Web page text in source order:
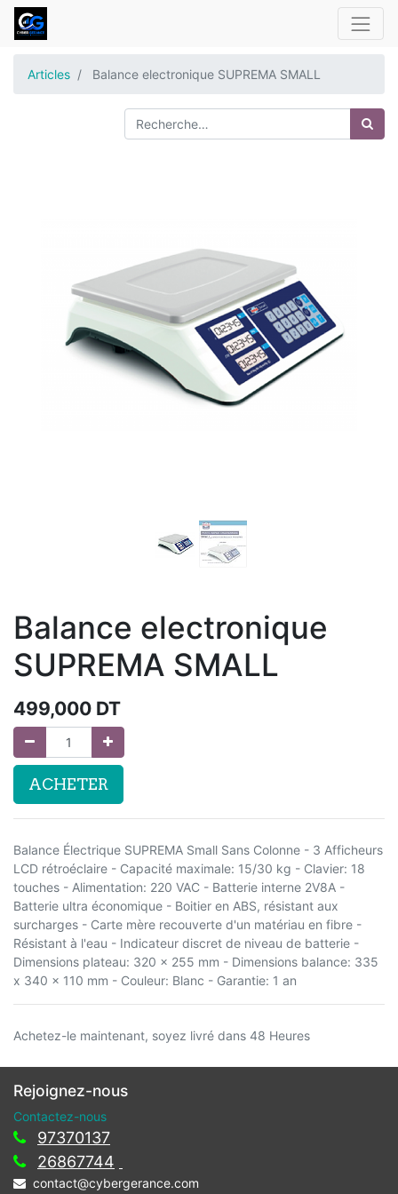
Articles Balance electronique SUPREMA SMALL
Balance electronique
SUPREMA SMALL
499,000 DT
ACHETER
Balance Électrique SUPREMA Small Sans Colonne - 3 Afficheurs
LCD rétroéclaire - Capacité maximale: 15/30 kg - Clavier: 18
touches - Alimentation: 220 VAC - Batterie interne 2V8A -
Batterie ultra économique - Boitier en ABS, résistant aux
surcharges - Carte mère recouverte d'un matériau en fibre -
Résistant à l'eau - Indicateur discret de niveau de batterie -
Dimensions plateau: 320 x 255 mm - Dimensions balance: 335
x 340 x 110 mm - Couleur: Blanc - Garantie: 1 an
Achetez-le maintenant, soyez livré dans 48 Heures
Rejoignez-nous
Contactez-nous
97370137
26867744
contact@cybergerance.com